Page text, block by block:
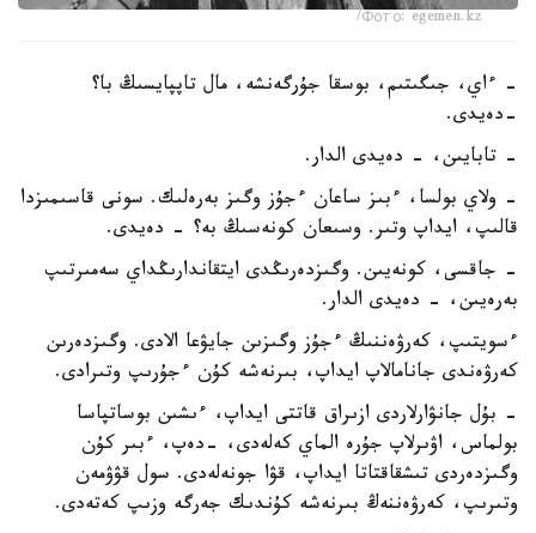
Фото: egemen.kz/
- ءاي، جىگىتىم، بوسقا جۇرگەنشە، مال تاپپايسىڭ با؟
-دەيدى.
- تابايىن، - دەيدى الدار.
- ولاي بولسا، ءبىز ساعان ءجۇز وگىز بەرەلىك. سونى قاسىمىزدا
قالىپ، ايداپ وتىر. وسىعان كونەسىڭ بە؟ - دەيدى.
- جاقسى، كونەيىن. وگىزدەرىڭدى ايتقاندارىڭداي سەمىرتىپ
بەرەيىن، - دەيدى الدار.
ءسويتىپ، كەرۋەننىڭ ءجۇز وگىزىن جايۋعا الادى. وگىزدەرىن
كەرۋەندى جانامالاپ ايداپ، بىرنەشە كۇن ءجۇرىپ وتىرادى.
- بۇل جانۋارلاردى ازىراق قاتتى ايداپ، ءىشىن بوساتپاسا
بولماس، اۋىرلاپ جۇرە الماي كەلەدى، -دەپ، ءبىر كۇن
وگىزدەردى تىشقاقتاتا ايداپ، قۋا جونەلەدى. سول قۋۋمەن
وتىرىپ، كەرۋەننەڭ بىرنەشە كۇندىك جەرگە وزىپ كەتەدى.